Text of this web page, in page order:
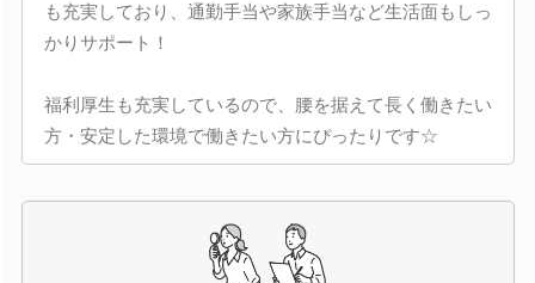
も充実しており、通勤手当や家族手当など生活面もしっ
かりサポート！
福利厚生も充実しているので、腰を据えて長く働きたい
方・安定した環境で働きたい方にぴったりです☆